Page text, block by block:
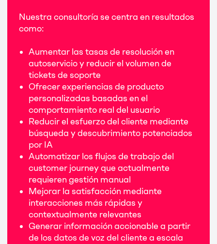
Nuestra consultoría se centra en resultados
como:
Aumentar las tasas de resolución en
autoservicio y reducir el volumen de
tickets de soporte
Ofrecer experiencias de producto
personalizadas basadas en el
comportamiento real del usuario
Reducir el esfuerzo del cliente mediante
búsqueda y descubrimiento potenciados
por IA
Automatizar los flujos de trabajo del
customer journey que actualmente
requieren gestión manual
Mejorar la satisfacción mediante
interacciones más rápidas y
contextualmente relevantes
Generar información accionable a partir
de los datos de voz del cliente a escala